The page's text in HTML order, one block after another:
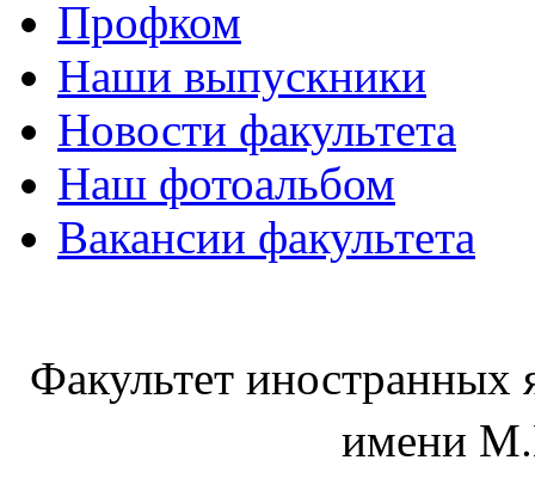
Профком
Наши выпускники
Новости факультета
Наш фотоальбом
Вакансии факультета
Факультет
имени